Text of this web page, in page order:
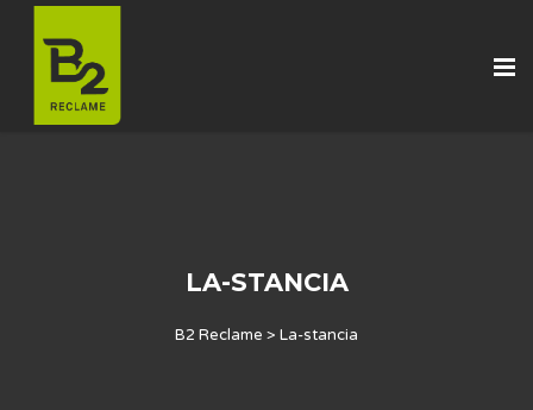
LA-STANCIA
B2 Reclame > La-stancia